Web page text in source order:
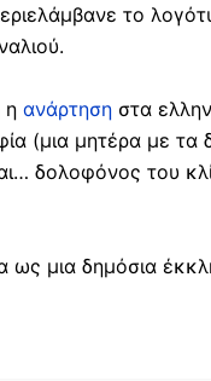
το
η ανάρτηση στα
(μια μητέρα με τα
δολοφόνος του
ως μια δημόσια